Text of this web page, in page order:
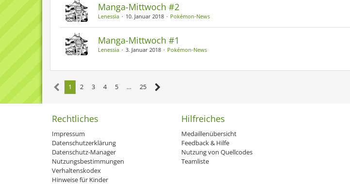
Manga-Mittwoch #2
Lenessia 10. Januar 2018 Pokémon-News
Manga-Mittwoch #1
Lenessia 3. Januar 2018 Pokémon-News
1 2 3 4 5 … 25
Rechtliches
Impressum
Datenschutzerklärung
Datenschutz-Manager
Nutzungsbestimmungen
Verhaltenskodex
Hinweise für Kinder
Hilfreiches
Medaillenübersicht
Feedback & Hilfe
Nutzung von Quellcodes
Teamliste